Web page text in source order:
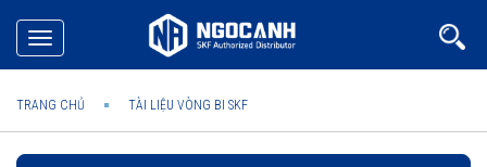
Toggle
navigation
TRANG CHỦ TÀI LIỆU VÒNG BI SKF